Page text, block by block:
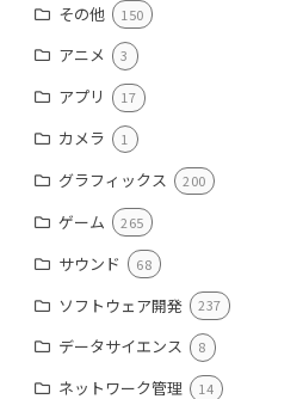
その他 150
アニメ 3
アプリ 17
カメラ 1
グラフィックス 200
ゲーム 265
サウンド 68
ソフトウェア開発 237
データサイエンス 8
ネットワーク管理 14